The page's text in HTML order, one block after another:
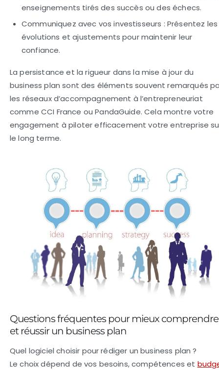
enseignements tirés des succès ou des échecs.
Communiquez avec vos investisseurs : Présentez les
évolutions et ajustements pour maintenir leur
confiance.
La persistance et la rigueur dans la mise à jour du
business plan sont des éléments souvent remarqués
les réseaux d’accompagnement à l’entrepreneuriat
comme CCI France ou PandaGuide. Cela montre votre
engagement à piloter efficacement votre entreprise
le long terme.
Questions fréquentes pour mieux comprendre
et réussir un business plan
Quel logiciel choisir pour rédiger un business plan ?
Le choix dépend de vos besoins, compétences et